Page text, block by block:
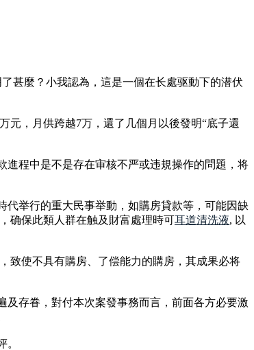
甚麼？小我認為，這是一個在长處驱動下的潜伏
元，月供跨越7万，還了几個月以後發明“底子還
進程中是不是存在审核不严或违規操作的問題，将
举行的重大民事举動，如購房貸款等，可能因缺
确保此類人群在触及財富處理時可耳道清洗液, 以
致使不具有購房、了偿能力的購房，其成果必将
存眷，對付本次案發事務而言，前面各方必要激